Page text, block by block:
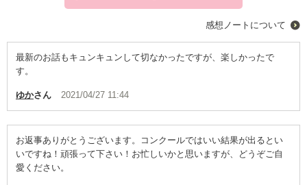
感想ノートについて
最新のお話もキュンキュンして切なかったですが、楽しかったで
す。
ゆかさん 2021/04/27 11:44
お返事ありがとうございます。コンクールではいい結果が出るとい
いですね！頑張って下さい！お忙しいかと思いますが、どうぞご自
愛ください。